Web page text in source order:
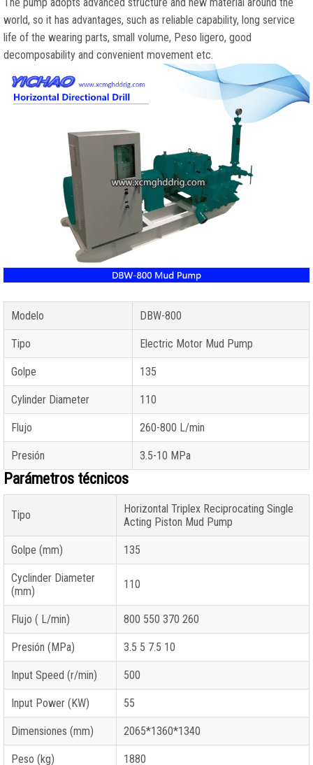
world, so it has advantages, such as reliable capability, long service
life of the wearing parts, small volume, Peso ligero, good
decomposability and convenient movement etc.
Modelo DBW-800
Tipo Electric Motor Mud Pump
Golpe 135
Cylinder Diameter 110
Flujo 260-800 L/min
Presión 3.5-10 MPa
Parámetros técnicos
Tipo
Horizontal Triplex Reciprocating Single
Acting Piston Mud Pump
Golpe (mm) 135
Cyclinder Diameter
(mm)
110
Flujo ( L/min) 800 550 370 260
Presión (MPa) 3.5 5 7.5 10
Input Speed (r/min) 500
Input Power (KW) 55
Dimensiones (mm) 2065*1360*1340
Peso (kg) 1880